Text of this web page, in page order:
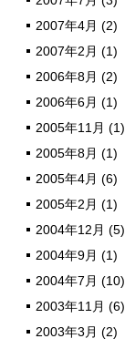
2007年4月 (2)
2007年2月 (1)
2006年8月 (2)
2006年6月 (1)
2005年11月 (1)
2005年8月 (1)
2005年4月 (6)
2005年2月 (1)
2004年12月 (5)
2004年9月 (1)
2004年7月 (10)
2003年11月 (6)
2003年3月 (2)